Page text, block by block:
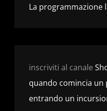
La programmazione
inscriviti al canale
quando comincia un
entrando un